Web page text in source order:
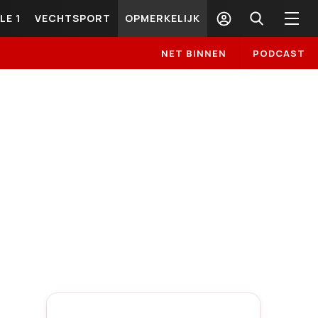
1 VECHTSPORT OPMERKELIJK
NET BINNEN PODCAST